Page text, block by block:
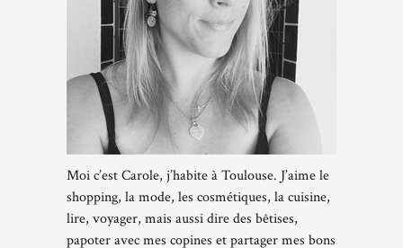
Moi c’est Carole, j’habite à Toulouse. J’aime le
shopping, la mode, les cosmétiques, la cuisine,
lire, voyager, mais aussi dire des bêtises,
papoter avec mes copines et partager mes bons